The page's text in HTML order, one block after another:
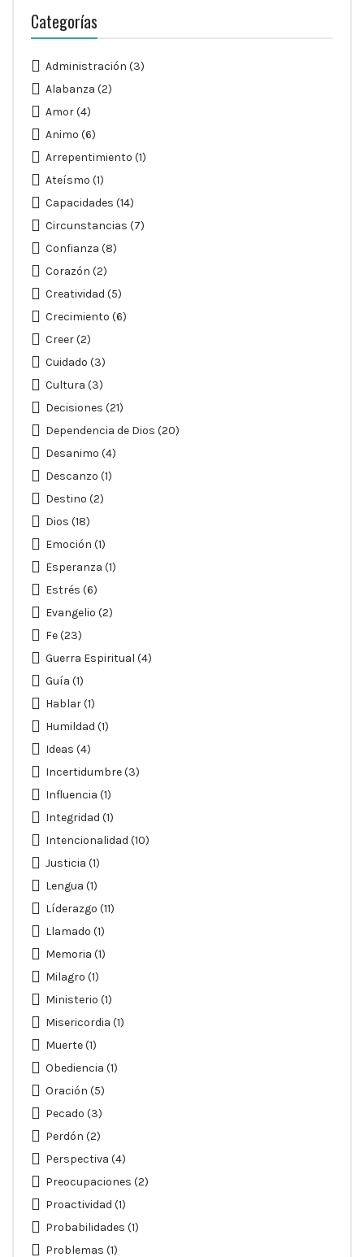
Categorías
Administración (3)
Alabanza (2)
Amor(4)
Animo (6)
Arrepentimiento (1)
Ateísmo (1)
Capacidades (14)
Circunstancias (7)
Confianza (8)
Corazón (2)
Creatividad (5)
Crecimiento (6)
Creer(2)
Cuidado (3)
Cultura (3)
Decisiones (21)
Dependencia de Dios (20)
Desanimo (4)
Descanzo (1)
Destino (2)
Dios (18)
Emoción (1)
Esperanza (1)
Estrés (6)
Evangelio (2)
Fe(23)
Guerra Espiritual (4)
Guía (1)
Hablar(1)
Humildad (1)
Ideas (4)
Incertidumbre(3)
Influencia (1)
Integridad (1)
Intencionalidad (10)
Justicia (1)
Lengua (1)
Líderazgo (11)
Llamado (1)
Memoria (1)
Milagro (1)
Ministerio (1)
Misericordia (1)
Muerte(1)
Obediencia (1)
Oración (5)
Pecado (3)
Perdón (2)
Perspectiva (4)
Preocupaciones (2)
Proactividad (1)
Probabilidades (1)
Problemas (1)